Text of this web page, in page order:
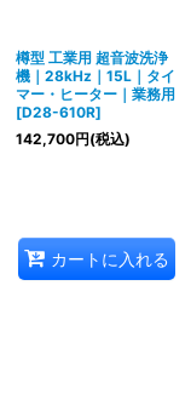
樽型 工業用 超音波洗浄
機｜28kHz｜15L｜タイ
マー・ヒーター｜業務用
[D28-610R]
142,700円(税込)
カートに入れる